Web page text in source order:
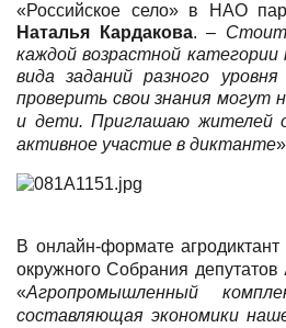
«Российское село» в НАО
Наталья Кардакова. –
каждой возрастной
вида заданий разного
проверить свои знания могут
и дети. Приглашаю жителей
активное участие в диктанте
В онлайн-формате
окружного Собрания депутатов
«Агропромышленный
составляющая экономики